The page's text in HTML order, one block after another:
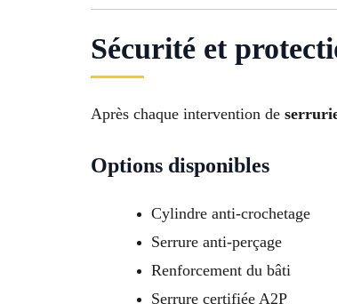
Sécurité et
Après chaque intervention de
Options disponibles
Cylindre anti-crochetage
Serrure anti-perçage
Renforcement du bâti
Serrure certifiée A2P